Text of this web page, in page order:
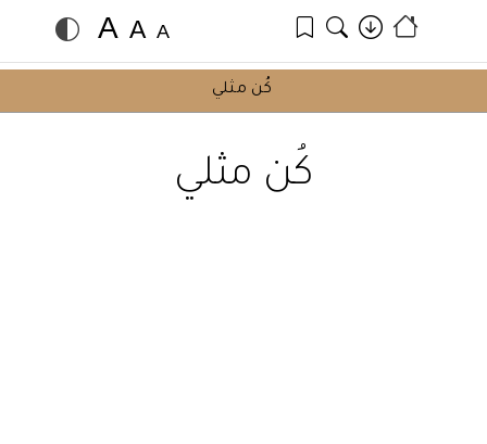
A A A
كُن مثلي
كُن مثلي